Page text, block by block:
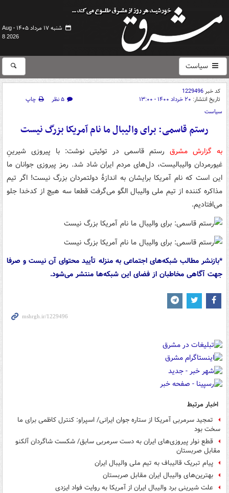
شنبه ۱۷ مرداد ۱۴۰۵ -
Aug
8 2026
سیاست
کد خبر1229496
تاریخ انتشار: ۲۰ خرداد ۱۴۰۰ - ۱۳:۰۰ ۵ نظر
چاپ
سیاست
رستم قاسمی: برای والیبال ما نام آمریکا بزرگ نیست
به گزارش مشرق رستم قاسمی در توئیتی نوشت: با پیروزی شیرینِ
غیورمردان والیبالیست، دل‌های مردم ایران شاد شد. رمز پیروزی جوانان ما
این است که نام آمریکا برایشان به اندازهٔ دولتمردان بزرگ نیست! اگر تیم
مذاکره کننده از تیم ملی والیبال الگو می‌گرفت قطعا سه هیچ از کدخدا جلو
می‌افتادیم.
*بازنشر مطالب شبکه‌های اجتماعی به منزله تأیید محتوای آن نیست و صرفا
جهت آگاهی مخاطبان از فضای این شبکه‌ها منتشر می‌شود.
اخبار مرتبط
تمجید سرمربی آمریکا از ستاره جوان ایرانی/ اسپراو: کنترل کاظمی برای ما
سخت بود
قطع نوار پیروزی‌های ایران به دست سرمربی سابق/ شکست شاگردان آلکنو
مقابل صربستان
پیام تبریک قالیباف به تیم ملی والیبال ایران
بهترین‌های والیبال ایران مقابل صربستان
علت شیرینی برد والیبال ایران از آمریکا به روایت فواد ایزدی